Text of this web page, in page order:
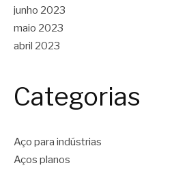
junho 2023
maio 2023
abril 2023
Categorias
Aço para indústrias
Aços planos